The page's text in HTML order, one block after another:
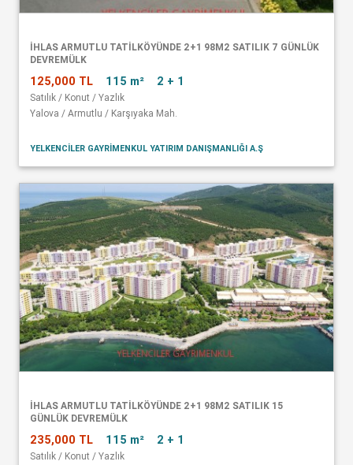
İHLAS ARMUTLU TATİLKÖYÜNDE 2+1 98M2 SATILIK 7 GÜNLÜK
DEVREMÜLK
125,000 TL 115 m² 2 + 1
Satılık / Konut / Yazlık
Yalova / Armutlu / Karşıyaka Mah.
YELKENCİLER GAYRİMENKUL YATIRIM DANIŞMANLIĞI A.Ş
İHLAS ARMUTLU TATİLKÖYÜNDE 2+1 98M2 SATILIK 15
GÜNLÜK DEVREMÜLK
235,000 TL 115 m² 2 + 1
Satılık / Konut / Yazlık